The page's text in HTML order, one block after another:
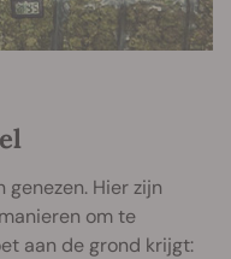
Hier zijn
om te
aan de grond krijgt: